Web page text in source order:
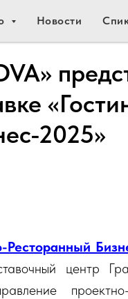
Новости
2025»
Ресторанный
центр